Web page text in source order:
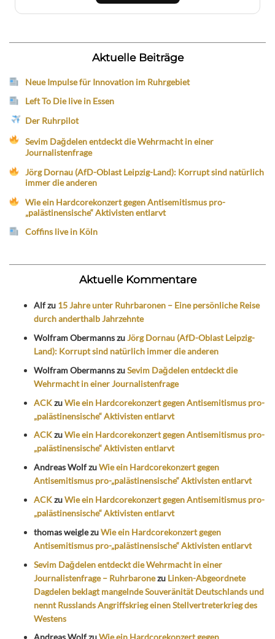
Aktuelle Beiträge
Neue Impulse für Innovation im Ruhrgebiet
Left To Die live in Essen
Der Ruhrpilot
Sevim Dağdelen entdeckt die Wehrmacht in einer
Journalistenfrage
Jörg Dornau (AfD-Oblast Leipzig-Land): Korrupt sind natürlich
immer die anderen
Wie ein Hardcorekonzert gegen Antisemitismus pro-
„palästinensische“ Aktivisten entlarvt
Coffins live in Köln
Aktuelle Kommentare
Alfzu 15 Jahre unter Ruhrbaronen – Eine persönliche Reise
durch anderthalb Jahrzehnte
Wolfram ObermannszuJörg Dornau (AfD-Oblast Leipzig-
Land): Korrupt sind natürlich immer die anderen
Wolfram ObermannszuSevim Dağdelen entdeckt die
Wehrmacht in einer Journalistenfrage
ACKzuWie ein Hardcorekonzert gegen Antisemitismus pro-
„palästinensische“ Aktivisten entlarvt
ACKzuWie ein Hardcorekonzert gegen Antisemitismus pro-
„palästinensische“ Aktivisten entlarvt
Andreas WolfzuWie ein Hardcorekonzert gegen
Antisemitismus pro-„palästinensische“ Aktivisten entlarvt
ACKzuWie ein Hardcorekonzert gegen Antisemitismus pro-
„palästinensische“ Aktivisten entlarvt
thomas weiglezuWie ein Hardcorekonzert gegen
Antisemitismus pro-„palästinensische“ Aktivisten entlarvt
Sevim Dağdelen entdeckt die Wehrmacht in einer
Journalistenfrage – Ruhrbaronezu Linken-Abgeordnete
Dagdelen beklagt mangelnde Souveränität Deutschlands und
nennt Russlands Angriffskrieg einen Stellvertreterkrieg des
Westens